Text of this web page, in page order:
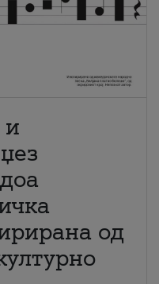
и
од